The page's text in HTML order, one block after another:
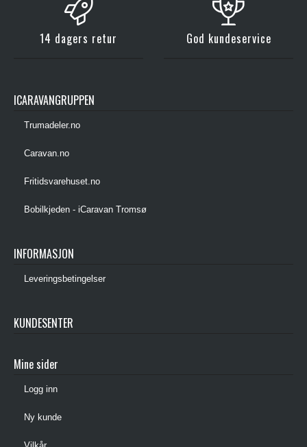
14 dagers retur God kundeservice
ICARAVANGRUPPEN
Trumadeler.no
Caravan.no
Fritidsvarehuset.no
Bobilkjeden - iCaravan Tromsø
INFORMASJON
Leveringsbetingelser
KUNDESENTER
Mine sider
Logg inn
Ny kunde